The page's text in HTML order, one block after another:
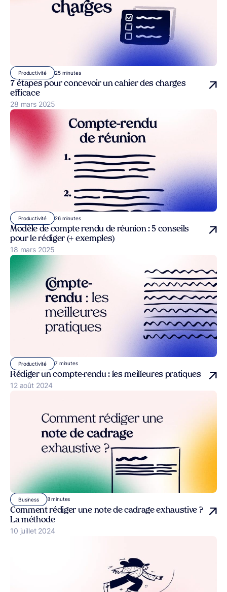
Productivité 25 minutes
7 étapes pour concevoir un cahier des charges
efficace
Publié le
28 mars 2025
Productivité 26 minutes
Modèle de compte rendu de réunion : 5 conseils
pour le rédiger (+ exemples)
Publié le
18 mars 2025
Productivité 7 minutes
Rédiger un compte-rendu : les meilleures pratiques
Publié le
12 août 2024
Business 8 minutes
Comment rédiger une note de cadrage exhaustive ?
La méthode
Publié le
10 juillet 2024